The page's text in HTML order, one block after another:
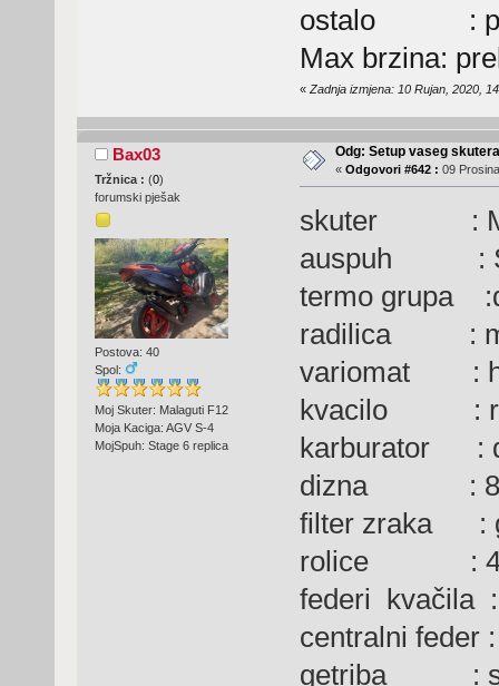
ostalo :
Max brzina:
« Zadnja izmjena: 10 Rujan, 2020,
Bax03
Tržnica : (0)
forumski pješak
Postova: 40
Spol:
Moj Skuter: Malaguti F12
Moja Kaciga: AGV S-4
MojSpuh: Stage 6 replica
Odg: Setup vaseg skutera
« Odgovori #642 : 09
skuter :
auspuh :
termo grupa
radilica :
variomat :
kvacilo :
karburator :
dizna :
filter zraka :
rolice :
federi kvačila
centralni feder
getriba :